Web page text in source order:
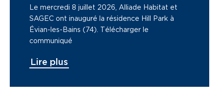
Le mercredi 8 juillet 2026, Alliade Habitat et
SAGEC ont inauguré la résidence Hill Park à
Évian-les-Bains (74). Télécharger le
communiqué
Lire plus